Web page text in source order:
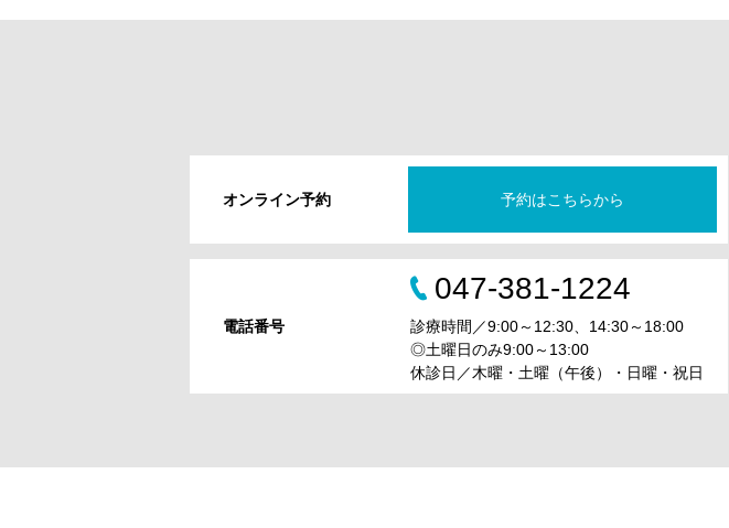
オンライン予約 予約はこちらから
電話番号
047-381-1224
診療時間／9:00～12:30、14:30～18:00
◎土曜日のみ9:00～13:00
休診日／木曜・土曜（午後）・日曜・祝日